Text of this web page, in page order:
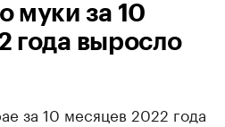
муки за 10
года выросло
за 10 месяцев 2022 года